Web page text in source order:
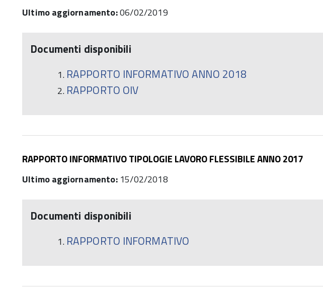
Ultimo aggiornamento:06/02/2019
Documenti disponibili
RAPPORTO INFORMATIVO ANNO 2018
RAPPORTO OIV
RAPPORTO INFORMATIVO TIPOLOGIE LAVORO FLESSIBILE ANNO 2017
Ultimo aggiornamento:15/02/2018
Documenti disponibili
RAPPORTO INFORMATIVO